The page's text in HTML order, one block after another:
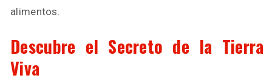
alimentos.
Descubre el Secreto de la Tierra
Viva